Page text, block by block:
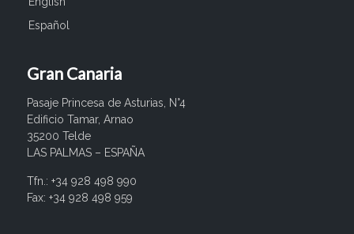
Español
Gran Canaria
Pasaje Princesa de Asturias, N°4
Edificio Tamar, Arnao
35200 Telde
LAS PALMAS – ESPAÑA
Tfn.: +34 928 498 990
Fax: +34 928 498 959